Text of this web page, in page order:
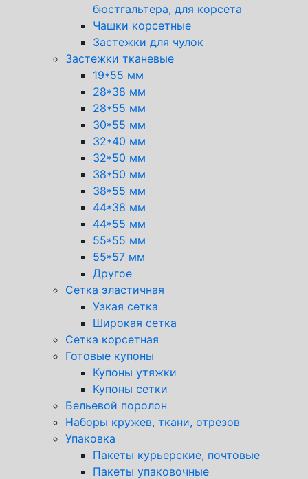
бюстгальтера, для корсета
Чашки корсетные
Застежки для чулок
Застежки тканевые
19*55 мм
28*38 мм
28*55 мм
30*55 мм
32*40 мм
32*50 мм
38*50 мм
38*55 мм
44*38 мм
44*55 мм
55*55 мм
55*57 мм
Другое
Сетка эластичная
Узкая сетка
Широкая сетка
Сетка корсетная
Готовые купоны
Купоны утяжки
Купоны сетки
Бельевой поролон
Наборы кружев, ткани, отрезов
Упаковка
Пакеты курьерские, почтовые
Пакеты упаковочные